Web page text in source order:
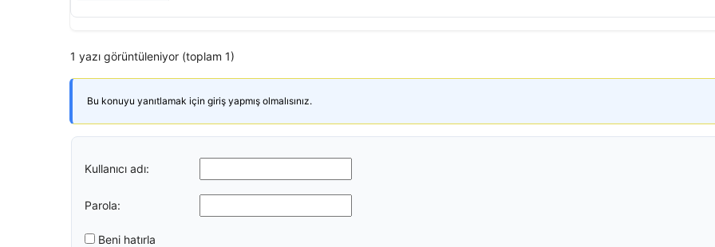
1 yazı görüntüleniyor (toplam 1)
Bu konuyu yanıtlamak için giriş yapmış olmalısınız.
Kullanıcı adı:
Parola:
Beni hatırla